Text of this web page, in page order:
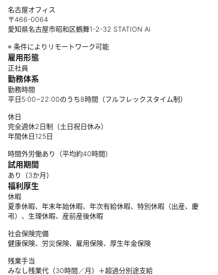
名古屋オフィス
〒466-0064
愛知県名古屋市昭和区鶴舞1-2-32 STATION Ai
※ 条件によりリモートワーク可能
雇用形態
正社員
勤務体系
勤務時間
平日5:00~22:00のうち8時間（フルフレックスタイム制）
休日
完全週休2日制（土日祝日休み）
年間休日125日
時間外労働あり（平均約40時間）
試用期間
あり（3か月）
福利厚生
休暇
夏季休暇、年末年始休暇、年次有給休暇、特別休暇（出産、慶
弔）、生理休暇、産前産後休暇
社会保険完備
健康保険、労災保険、雇用保険、厚生年金保険
残業手当
みなし残業代（30時間／月）＋超過分別途支給